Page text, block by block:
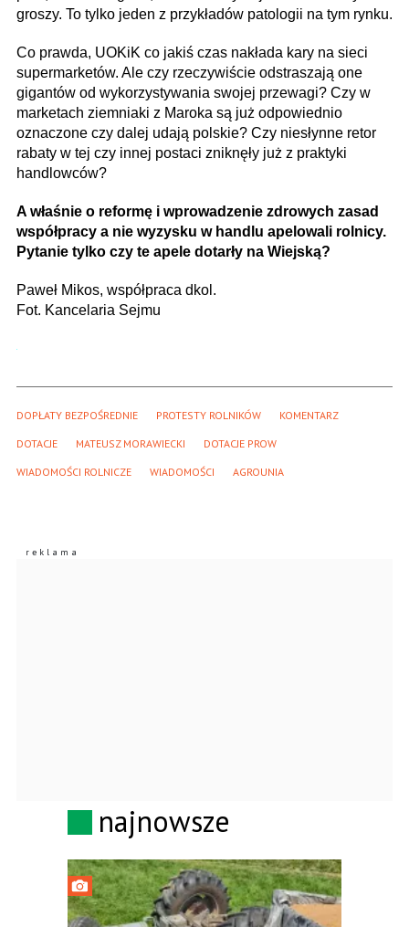
groszy. To tylko jeden z przykładów patologii na tym rynku.
Co prawda, UOKiK co jakiś czas nakłada kary na sieci
supermarketów. Ale czy rzeczywiście odstraszają one
gigantów od wykorzystywania swojej przewagi? Czy w
marketach ziemniaki z Maroka są już odpowiednio
oznaczone czy dalej udają polskie? Czy niesłynne retor
rabaty w tej czy innej postaci zniknęły już z praktyki
handlowców?
A właśnie o reformę i wprowadzenie zdrowych zasad
współpracy a nie wyzysku w handlu apelowali rolnicy.
Pytanie tylko czy te apele dotarły na Wiejską?
Paweł Mikos, współpraca dkol.
Fot. Kancelaria Sejmu
DOPŁATY BEZPOŚREDNIE PROTESTY ROLNIKÓW KOMENTARZ
DOTACJE MATEUSZ MORAWIECKI DOTACJE PROW
WIADOMOŚCI ROLNICZE WIADOMOŚCI AGROUNIA
najnowsze